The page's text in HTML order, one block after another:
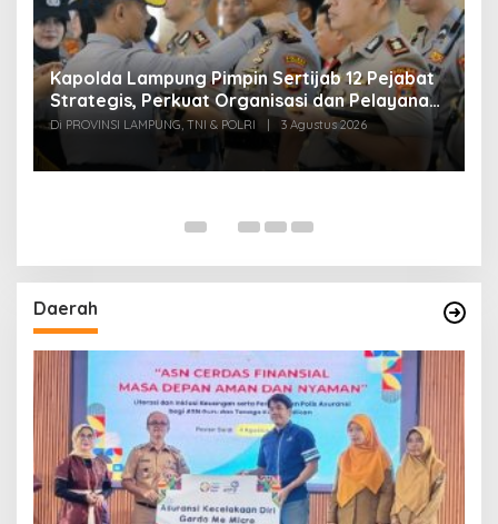
Kapolda Lampung Pimpin Sertijab 12 Pejabat
Strategis, Perkuat Organisasi dan Pelayanan
Polri Presisi
Di PROVINSI LAMPUNG, TNI & POLRI | 3 Agustus 2026
Daerah